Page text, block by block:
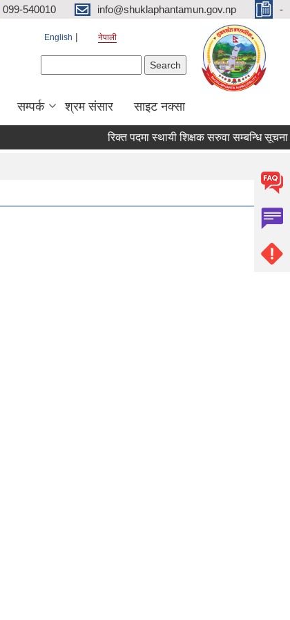
099-540010 info@shuklaphantamun.gov.np -
English नेपाली
सम्पर्क श्रम संसार साइट नक्सा
रिक्त पदमा स्थायी शिक्षक सरुवा सम्बन्धि सूचना